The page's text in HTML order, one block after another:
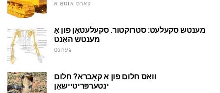
קאַרס אַוטאָ א
מענטש סקעלעט: סטרוקטור. סקעלעטאָן פון אַ
מענטש האַנט
געזונט
וואָס חלום פון אַ קאָבראַ? חלום
ינטערפּריטיישאַן